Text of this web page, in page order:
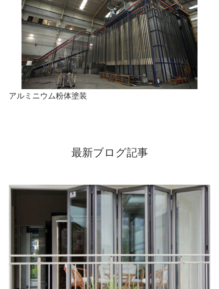
アルミニウム粉体塗装
最新ブログ記事